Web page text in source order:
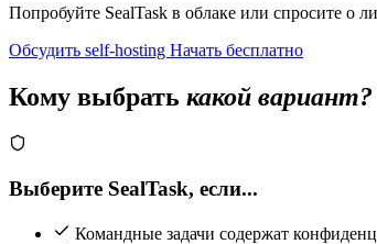
Попробуйте SealTask в облаке или спросите о
Обсудить self-hosting Начать бесплатно
Кому выбрать какой вариант?
Выберите SealTask, если...
Командные задачи содержат